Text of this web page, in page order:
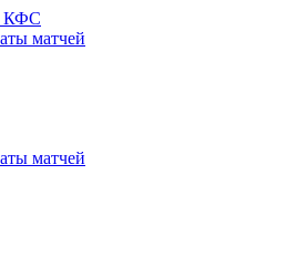
КФС
матчей
матчей